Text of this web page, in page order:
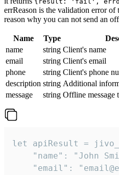
errReason is the validation error of
reason why you can not send an
Name Type
name
string Client's name
email
string Client's email
phone
string Client's phone
description string Additional
message
string Offline message
let apiResult =
"name": "John
"email":